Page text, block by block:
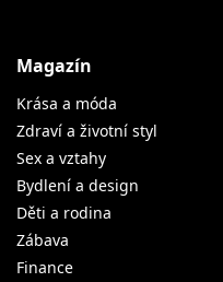
Magazín
Krása a móda
Zdraví a životní styl
Sex a vztahy
Bydlení a design
Děti a rodina
Zábava
Finance